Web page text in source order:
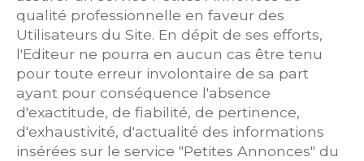
qualité professionnelle en faveur des
Utilisateurs du Site. En dépit de ses efforts,
l'Editeur ne pourra en aucun cas être tenu
pour toute erreur involontaire de sa part
ayant pour conséquence l'absence
d'exactitude, de fiabilité, de pertinence,
d'exhaustivité, d'actualité des informations
insérées sur le service "Petites Annonces" du